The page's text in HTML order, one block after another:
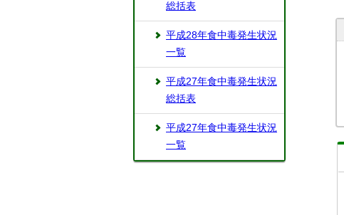
総括表
平成28年食中毒発生状況
一覧
平成27年食中毒発生状況
総括表
平成27年食中毒発生状況
一覧